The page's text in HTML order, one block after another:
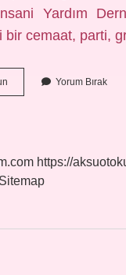
Yardım
bir cemaat, parti,
Dünyaya
Uzanan
Yorum Bırak
https://
Sitemap